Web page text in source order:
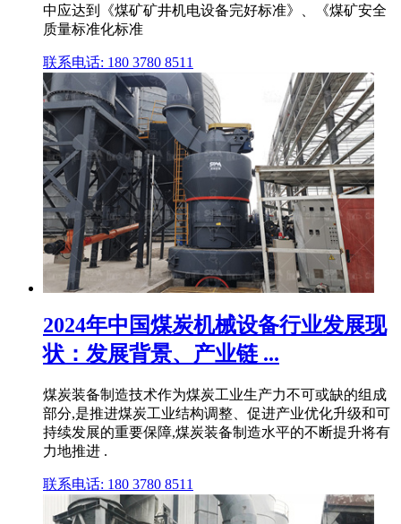
中应达到《煤矿矿井机电设备完好标准》、《煤矿安全
质量标准化标准
联系电话: 180 3780 8511
2024年中国煤炭机械设备行业发展现
状：发展背景、产业链 ...
煤炭装备制造技术作为煤炭工业生产力不可或缺的组成
部分,是推进煤炭工业结构调整、促进产业优化升级和可
持续发展的重要保障,煤炭装备制造水平的不断提升将有
力地推进 .
联系电话: 180 3780 8511